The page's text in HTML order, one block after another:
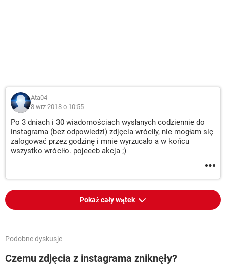
Ata04
8 wrz 2018 o 10:55
Po 3 dniach i 30 wiadomościach wysłanych codziennie do
instagrama (bez odpowiedzi) zdjęcia wróciły, nie mogłam się
zalogować przez godzinę i mnie wyrzucało a w końcu
wszystko wróciło. pojeeeb akcja ;)
Pokaż cały wątek
Podobne dyskusje
Czemu zdjęcia z instagrama zniknęły?